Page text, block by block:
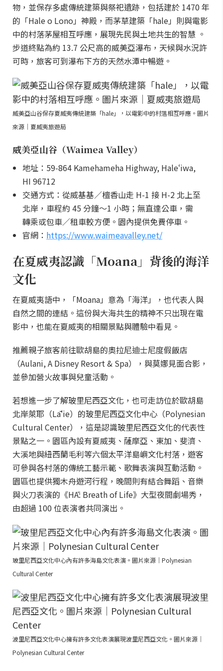
物，並保存多處傳統建築與祭祀遺跡，包括建於 1470 年
的「Hale o Lono」神殿，而茅草建築「hale」則與電影
中的村落茅屋相互呼應，展現先民與土地共生的智慧 。
步道終點為約 13.7 公尺高的威美亞瀑布，天候與水況許
可時，旅客可到瀑布下方的天然水潭中暢遊。
威美亞山谷保存夏威夷傳統建築「hale」，以電影中的村落相互呼應。圖片
來源｜夏威夷旅遊局
威美亞山谷（Waimea Valley）
地址：59-864 Kamehameha Highway, Haleʻiwa,
HI 96712
交通方式：從威基基／檀香山走 H-1 接 H-2 北上至
北岸，車程約 45 分鐘～1 小時；無直達公車，需
轉乘或包車／租車較方便。園內提供免費停車。
官網： https://www.waimeavalley.net/
在夏威夷認識「Moana」背後的海洋
文化
在夏威夷語中，「Moana」意為「海洋」，也代表人與
自然之間的連結。這份與大海共生的精神不只出現在電
影中，也能在夏威夷的相關景點與體驗中看見。
推薦親子旅客前往歐胡島的奧拉尼迪士尼度假飯店
（Aulani, A Disney Resort & Spa），與莫娜見面合影，
並參加營火故事與兒童活動。
若想進一步了解玻里尼西亞文化，也可走訪位於歐胡島
北岸萊耶（Lāʻie）的玻里尼西亞文化中心（Polynesian
Cultural Center），這是認識玻里尼西亞文化的代表性
景點之一。園區內設有夏威夷、薩摩亞、東加、斐濟、
大溪地與紐西蘭毛利等六個太平洋島嶼文化村落，遊客
可參與各村落的傳統工藝示範、歌舞表演與互動活動。
園區也提供獨木舟遊河行程，晚間則有結合舞蹈、音樂
與火刀表演的《HĀ: Breath of Life》大型夜間劇場秀，
由超過 100 位表演者共同演出。
玻里尼西亞文化中心內有許多海島文化表演。圖片來源｜Polynesian
Cultural Center
波里尼西亞文化中心擁有許多文化表演展現波里尼西亞文化。圖片來源｜
Polynesian Cultural Center